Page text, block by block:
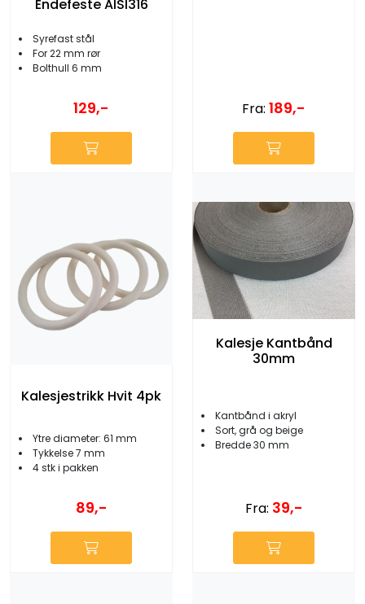
Endefeste AISI316
Syrefast stål
For 22 mm rør
Bolthull 6 mm
129,- Fra: 189,-
Kalesjestrikk Hvit 4pk
Ytre diameter: 61 mm
Tykkelse 7 mm
4 stk i pakken
89,-
Kalesje Kantbånd
30mm
Kantbånd i akryl
Sort, grå og beige
Bredde 30 mm
Fra: 39,-